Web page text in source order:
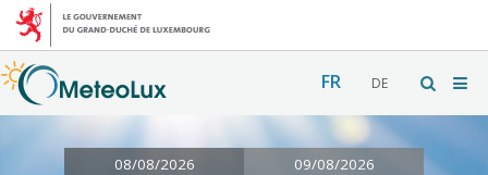
FR DE
08/08/2026 09/08/2026